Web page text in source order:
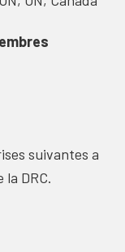
suivantes a
DRC.